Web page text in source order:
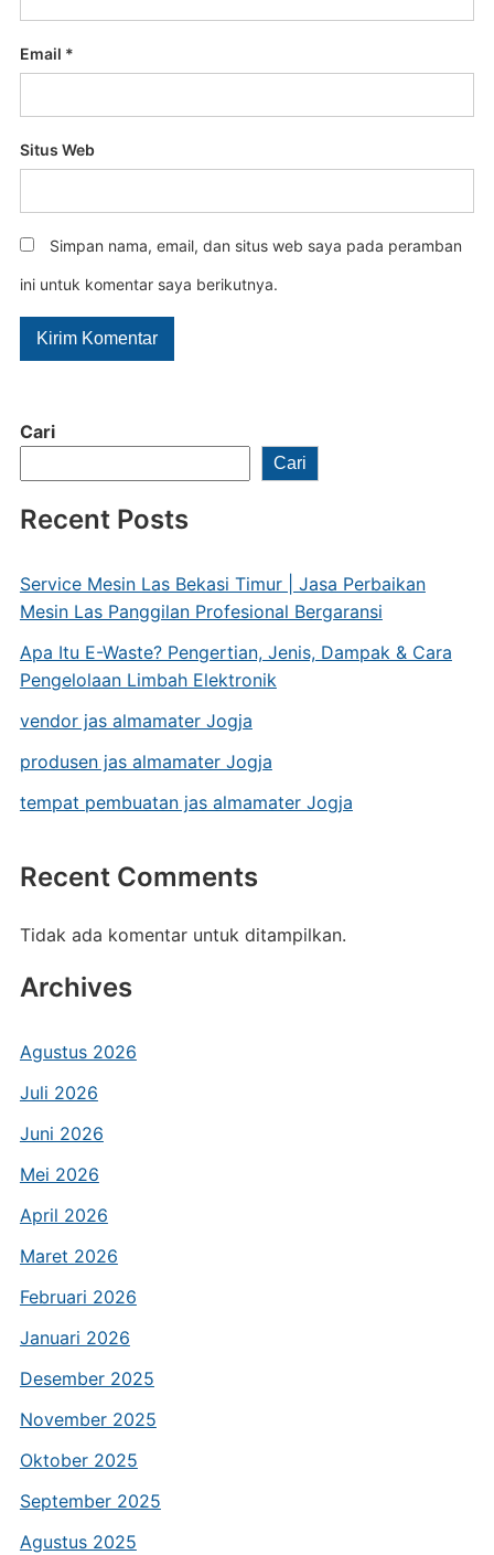
Cari
Cari
Recent Posts
Service Mesin Las Bekasi Timur | Jasa Perbaikan
Mesin Las Panggilan Profesional Bergaransi
Apa Itu E-Waste? Pengertian, Jenis, Dampak & Cara
Pengelolaan Limbah Elektronik
vendor jas almamater Jogja
produsen jas almamater Jogja
tempat pembuatan jas almamater Jogja
Recent Comments
Tidak ada komentar untuk ditampilkan.
Archives
Agustus 2026
Juli 2026
Juni 2026
Mei 2026
April 2026
Maret 2026
Februari 2026
Januari 2026
Desember 2025
November 2025
Oktober 2025
September 2025
Agustus 2025
Email *
Situs Web
Simpan nama, email, dan situs web saya pada peramban
ini untuk komentar saya berikutnya.